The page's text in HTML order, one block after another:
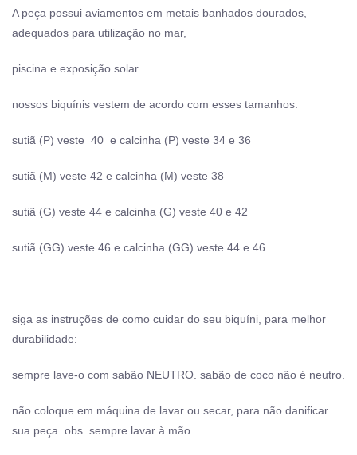
A peça possui aviamentos em metais banhados dourados,
adequados para utilização no mar,
piscina e exposição solar.
nossos biquínis vestem de acordo com esses tamanhos:
sutiã (P) veste 40 e calcinha (P) veste 34 e 36
sutiã (M) veste 42 e calcinha (M) veste 38
sutiã (G) veste 44 e calcinha (G) veste 40 e 42
sutiã (GG) veste 46 e calcinha (GG) veste 44 e 46
siga as instruções de como cuidar do seu biquíni, para melhor
durabilidade:
sempre lave-o com sabão NEUTRO. sabão de coco não é neutro.
não coloque em máquina de lavar ou secar, para não danificar
sua peça. obs. sempre lavar à mão.